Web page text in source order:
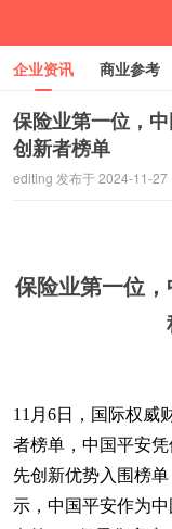
企业资讯 商业参考
时尚潮流 母婴亲子
保险业第一位，
创新者榜单
editing 发布于 2024-11-27
保险业第一位
11月6日，国际权威
者榜单，中国平安
先创新优势入围榜
示，中国平安作为